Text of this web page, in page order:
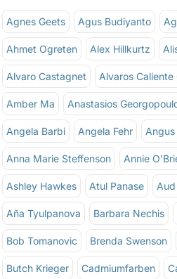
Agnes Geets Agus Budiyanto
Ahmet Ogreten Alex Hillkurtz
Alvaro Castagnet Alvaros Caliente
Amber Ma Anastasios
Angela Barbi Angela Fehr
Anna Marie Steffenson Annie
Ashley Hawkes Atul Panase
Aña Tyulpanova Barbara Nechis
Bob Tomanovic Brenda Swenson
Butch Krieger Cadmiumfarben